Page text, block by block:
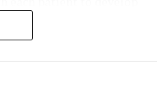
to help you achieve